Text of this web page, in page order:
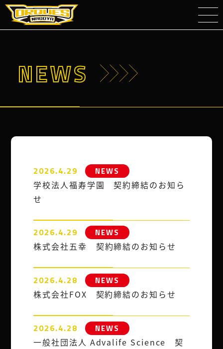
NEWS
2026.4.29 NEWS
学校法人福寿学園 契約締結のお知ら
せ
2026.4.29 NEWS
株式会社五幸 契約締結のお知らせ
2026.4.28 NEWS
株式会社FOX 契約締結のお知らせ
2026.4.28 NEWS
一般社団法人 Advalife Science 契